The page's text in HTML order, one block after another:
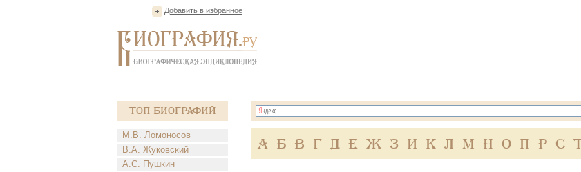
Добавить в избранное
Топ Биографий
М.В. Ломоносов
В.А. Жуковский
А.С. Пушкин
А Б В Г Д Е Ж З И К Л М Н О П Р С